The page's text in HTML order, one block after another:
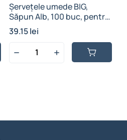
Șervețele umede BIG,
Săpun Alb, 100 buc, pentru
suprafețe, cu capac
39.15 lei